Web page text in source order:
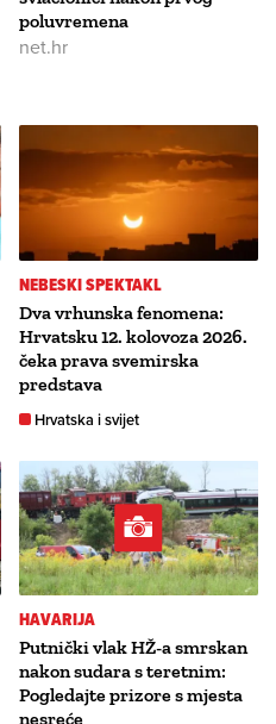
poluvremena
net.hr
NEBESKI SPEKTAKL
Dva vrhunska fenomena:
Hrvatsku 12. kolovoza 2026.
čeka prava svemirska
predstava
Hrvatska i svijet
HAVARIJA
Putnički vlak HŽ-a smrskan
nakon sudara s teretnim:
Pogledajte prizore s mjesta
nesreće